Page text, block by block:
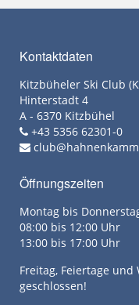
Kontaktdaten
Kitzbüheler Ski Club
Hinterstadt 4
A - 6370 Kitzbühel
+43 5356 62301-0
Öffnungszeiten
Montag bis
08:00 bis 12:00 Uhr
13:00 bis 17:00 Uhr
Freitag, Feiertage und
geschlossen!